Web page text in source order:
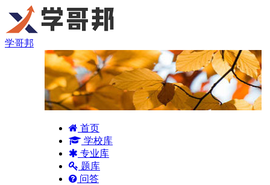
学哥邦
首页
学校库
专业库
题库
问答